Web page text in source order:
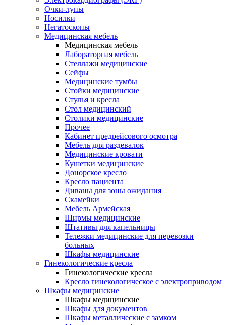
Очки-лупы
Носилки
Негатоскопы
Медицинская мебель
Медицинская мебель
Лабораторная мебель
Стеллажи медицинские
Сейфы
Медицинские тумбы
Стойки медицинские
Cтулья и кресла
Стол медицинский
Столики медицинские
Прочее
Кабинет предрейсового осмотра
Мебель для раздевалок
Медицинские кровати
Кушетки медицинские
Донорское кресло
Кресло пациента
Диваны для зоны ожидания
Скамейки
Мебель Армейская
Ширмы медицинские
Штативы для капельницы
Тележки медицинские для перевозки
больных
Шкафы медицинские
Гинекологические кресла
Гинекологические кресла
Кресло гинекологическое с электроприводом
Шкафы медицинские
Шкафы медицинские
Шкафы для документов
Шкафы металлические с замком